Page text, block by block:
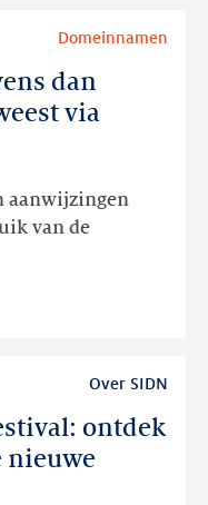
dan
via
Domeinnamen
aanwijzingen
van de
ontdek
nieuwe
Over SIDN